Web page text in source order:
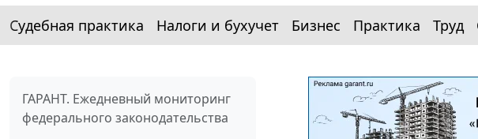
Судебная практика Налоги и бухучет Бизнес Практика Труд
ГАРАНТ. Ежедневный мониторинг
федерального законодательства